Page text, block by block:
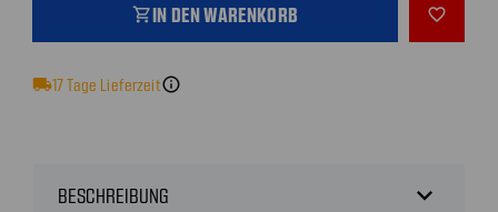
shopping_cartIN DEN WARENKORB favorite_outline
local_shipping17Tage Lieferzeitinfo
BESCHREIBUNG expand_more